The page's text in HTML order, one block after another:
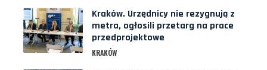
Kraków. Urzędnicy nie rezygnują z
metra, ogłosili przetarg na prace
przedprojektowe
KRAKÓW